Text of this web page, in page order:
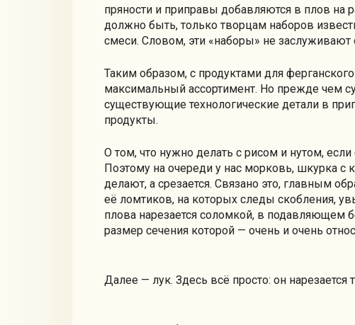
пряности и приправы добавляются в плов на
должно быть, только творцам наборов
смеси. Словом, эти «наборы» не заслуживают
Таким образом, с продуктами для
максимальный ассортимент. Но прежде чем
существующие технологические детали в
продукты.
О том, что нужно делать с рисом и нутом,
Поэтому на очереди у нас морковь, шкурка с
делают, а срезается. Связано это, главным
её ломтиков, на которых следы скобления,
плова нарезается соломкой, в подавляющем
размер сечения которой — очень и очень
Далее — лук. Здесь всё просто: он